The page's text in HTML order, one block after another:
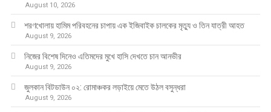
August 10, 2026
শরণখোলায় হামিম পরিবহনের চাপায় এক ইজিবাইক চালকের মৃত্যু ও তিন যাত্রী আহত
August 9, 2026
নিজের বিশেষ দিনেও এতিমদের মুখে হাসি দেখতে চান আনভীর
August 9, 2026
জুলকান বিটডাউন ০২: রোমাঞ্চকর লড়াইয়ে মেতে উঠল বসুন্ধরা
August 9, 2026